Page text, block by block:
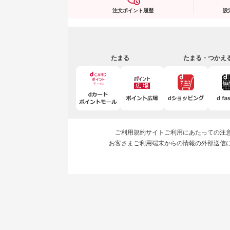
注文ポイント履歴 設
たまる たまる・つかえ
ご利用規約サイトご利用にあたっての注
お客さまご利用端末からの情報の外部送信